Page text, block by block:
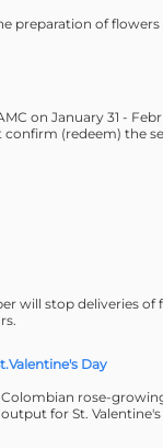
preparation of
on January 31 -
confirm (redeem) the
will stop deliveries of
Day
rose-
for St. Valentine's